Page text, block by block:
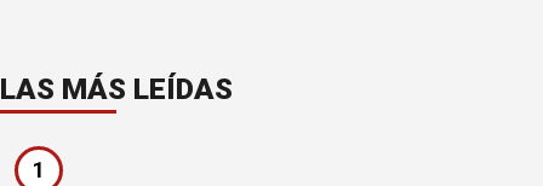
LAS MÁS LEÍDAS
1